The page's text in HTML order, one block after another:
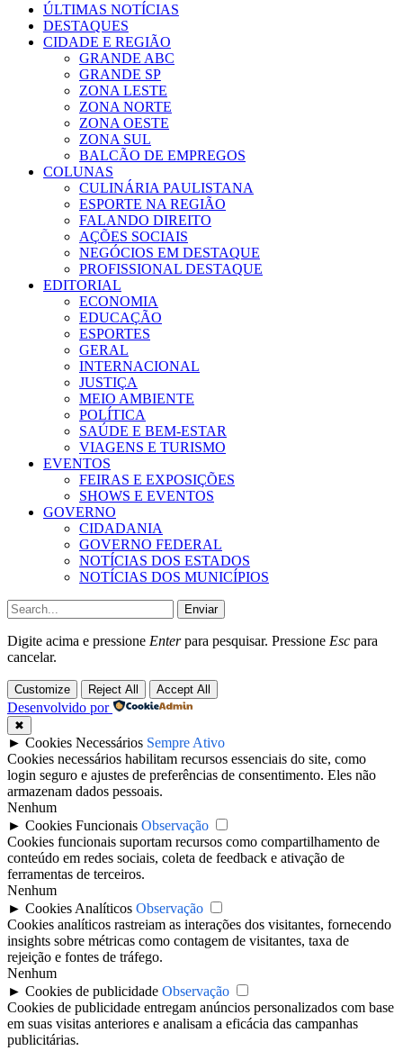
ÚLTIMAS NOTÍCIAS
DESTAQUES
CIDADE E REGIÃO
GRANDE ABC
GRANDE SP
ZONA LESTE
ZONA NORTE
ZONA OESTE
ZONA SUL
BALCÃO DE EMPREGOS
COLUNAS
CULINÁRIA PAULISTANA
ESPORTE NA REGIÃO
FALANDO DIREITO
AÇÕES SOCIAIS
NEGÓCIOS EM DESTAQUE
PROFISSIONAL DESTAQUE
EDITORIAL
ECONOMIA
EDUCAÇÃO
ESPORTES
GERAL
INTERNACIONAL
JUSTIÇA
MEIO AMBIENTE
POLÍTICA
SAÚDE E BEM-ESTAR
VIAGENS E TURISMO
EVENTOS
FEIRAS E EXPOSIÇÕES
SHOWS E EVENTOS
GOVERNO
CIDADANIA
GOVERNO FEDERAL
NOTÍCIAS DOS ESTADOS
NOTÍCIAS DOS MUNICÍPIOS
Enviar
Digite acima e pressione Enterpara pesquisar. Pressione Esc para
cancelar.
Customize Reject All Accept All
Desenvolvido por
✖
► Cookies Necessários Sempre Ativo
Cookies necessários habilitam recursos essenciais do site, como
login seguro e ajustes de preferências de consentimento. Eles não
armazenam dados pessoais.
Nenhum
► Cookies Funcionais Observação
Cookies funcionais suportam recursos como compartilhamento de
conteúdo em redes sociais, coleta de feedback e ativação de
ferramentas de terceiros.
Nenhum
► Cookies Analíticos Observação
Cookies analíticos rastreiam as interações dos visitantes, fornecendo
insights sobre métricas como contagem de visitantes, taxa de
rejeição e fontes de tráfego.
Nenhum
► Cookies de publicidade Observação
Cookies de publicidade entregam anúncios personalizados com base
em suas visitas anteriores e analisam a eficácia das campanhas
publicitárias.